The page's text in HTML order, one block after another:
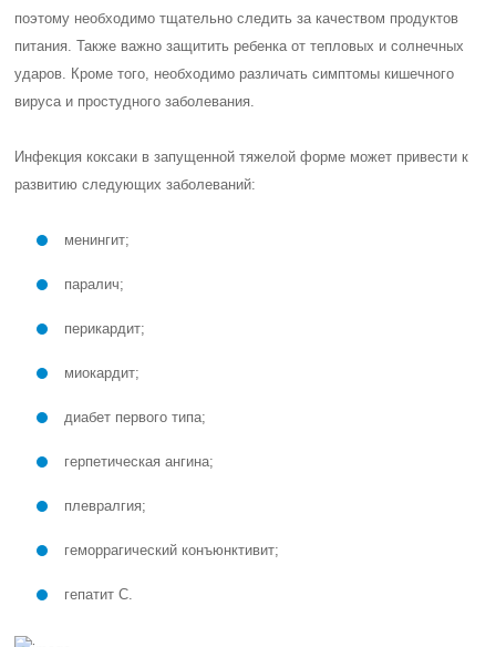
поэтому необходимо тщательно следить за качеством продуктов
питания. Также важно защитить ребенка от тепловых и солнечных
ударов. Кроме того, необходимо различать симптомы кишечного
вируса и простудного заболевания.
Инфекция коксаки в запущенной тяжелой форме может привести к
развитию следующих заболеваний:
менингит;
паралич;
перикардит;
миокардит;
диабет первого типа;
герпетическая ангина;
плевралгия;
геморрагический конъюнктивит;
гепатит С.